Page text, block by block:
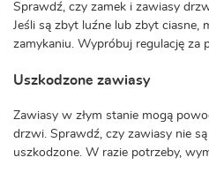
Sprawdź, czy zamek i zawiasy
Jeśli są zbyt luźne lub zbyt
zamykaniu. Wypróbuj regulację za
Uszkodzone zawiasy
Zawiasy w złym stanie mogą
drzwi. Sprawdź, czy zawiasy nie są
uszkodzone. W razie potrzeby,